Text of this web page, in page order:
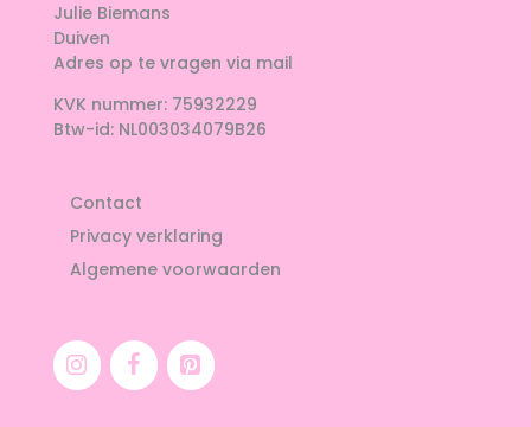
Julie Biemans
Duiven
Adres op te vragen via mail
KVK nummer: 75932229
Btw-id: NL003034079B26
Contact
Privacy verklaring
Algemene voorwaarden